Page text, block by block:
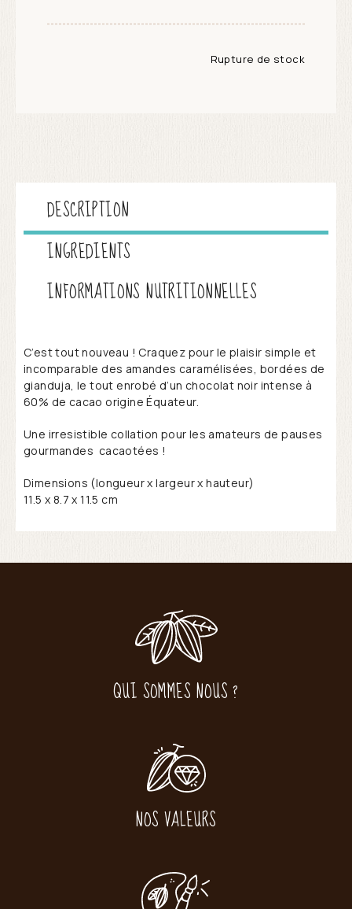
Rupture de stock
DESCRIPTION
INGREDIENTS
INFORMATIONS NUTRITIONNELLES
C’est tout nouveau ! Craquez pour le plaisir simple et
incomparable des amandes caramélisées, bordées de
gianduja, le tout enrobé d’un chocolat noir intense à
60% de cacao origine Équateur.
Une irresistible collation pour les amateurs de pauses
gourmandes cacaotées !
Dimensions (longueur x largeur x hauteur)
11.5 x 8.7 x 11.5 cm
QUI SOMMES NOUS ?
NOS VALEURS